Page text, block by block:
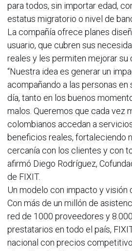
para todos, sin importar edad,
estatus migratorio o nivel de
La compañía ofrece planes
usuario, que cubren sus
reales y les permiten mejorar su
“Nuestra idea es generar un
acompañando a las personas en
día, tanto en los buenos
malos. Queremos que cada vez
colombianos accedan a
beneficios reales, fortaleciendo
cercanía con los clientes y con
afirmó Diego Rodríguez,
de FIXIT.
Un modelo con impacto y visión
Con más de un millón de
red de 1000 proveedores y 8.000
prestatarios en todo el país,
nacional con precios